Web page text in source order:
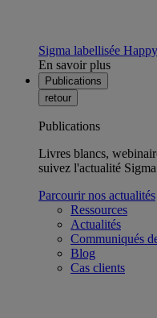
Sigma labellisée
En savoir plus
Publications
retour
Publications
Livres blancs,
suivez l'actualité
Parcourir nos actualités
Ressources
Actualités
Communiqués
Blog
Cas clients